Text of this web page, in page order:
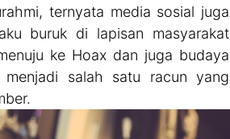
ternyata media sosial juga
buruk di lapisan masyarakat
ke Hoax dan juga budaya
salah satu racun yang